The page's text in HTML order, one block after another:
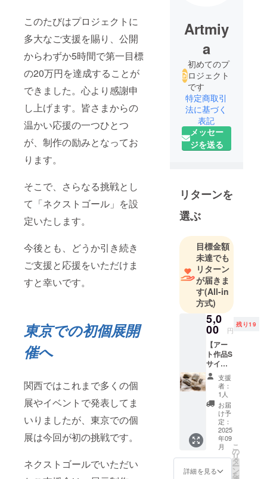
このたびはプロジェクトに
多大なご支援を賜り、公開
からわずか5時間で第一目標
の20万円を達成することが
できました。心より感謝申
し上げます。皆さまからの
温かい応援の一つひとつ
が、制作の励みとなってお
ります。
そこで、さらなる挑戦とし
て「ネクストゴール」を設
定いたします。
今後とも、どうか引き続き
ご支援と応援をいただけま
すと幸いです。
東京での初個展開
催へ
関西ではこれまで多くの個
展やイベントで発表してま
いりましたが、東京での個
展は今回が初の挑戦です。
ネクストゴールでいただい
Artmiy
a
初めてのプ
ロジェクト
です
特定商取引
法に基づく
表記
メッセー
ジを送る
リターンを
選ぶ
目標金額
未達でも
リターン
が届きま
す(All-in
方式)
5,0
00 円
残り19
【アー
ト作品S
サイ
ズ】 ・
お礼
メッ
セージ
つき小
作品 1
点もの
・限定
20作品
・作品
【STRO
支援
者：
1人
お届
け予
定：
2025
年09
月
詳細を見る
こ
の
リ
タ
ー
ン
を